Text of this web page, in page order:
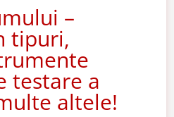
–
tipuri,
testare a
altele!